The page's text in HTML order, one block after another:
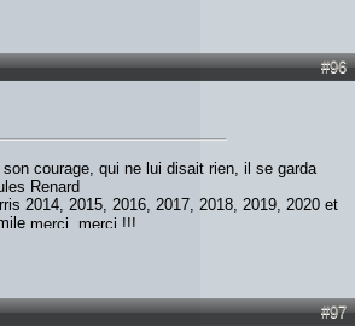
#96
courage, qui ne lui disait rien, il se garda
Renard
2014, 2015, 2016, 2017, 2018, 2019, 2020 et
merci, merci !!!
#97